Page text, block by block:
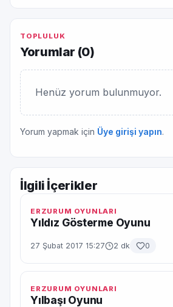
TOPLULUK
Yorumlar (0)
Henüz yorum bulunmuyor.
Yorum yapmak için Üye girişi yapın.
İlgili İçerikler
ERZURUM OYUNLARI
Yıldız Gösterme Oyunu
27 Şubat 2017 15:27 2 dk 0
ERZURUM OYUNLARI
Yılbaşı Oyunu